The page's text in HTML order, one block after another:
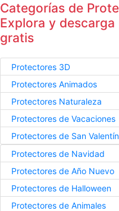
Categorías de
Explora y
gratis
Protectores 3D
Protectores Animados
Protectores Naturaleza
Protectores de Vacaciones
Protectores de San Valentín
Protectores de Navidad
Protectores de Año Nuevo
Protectores de Halloween
Protectores de Animales